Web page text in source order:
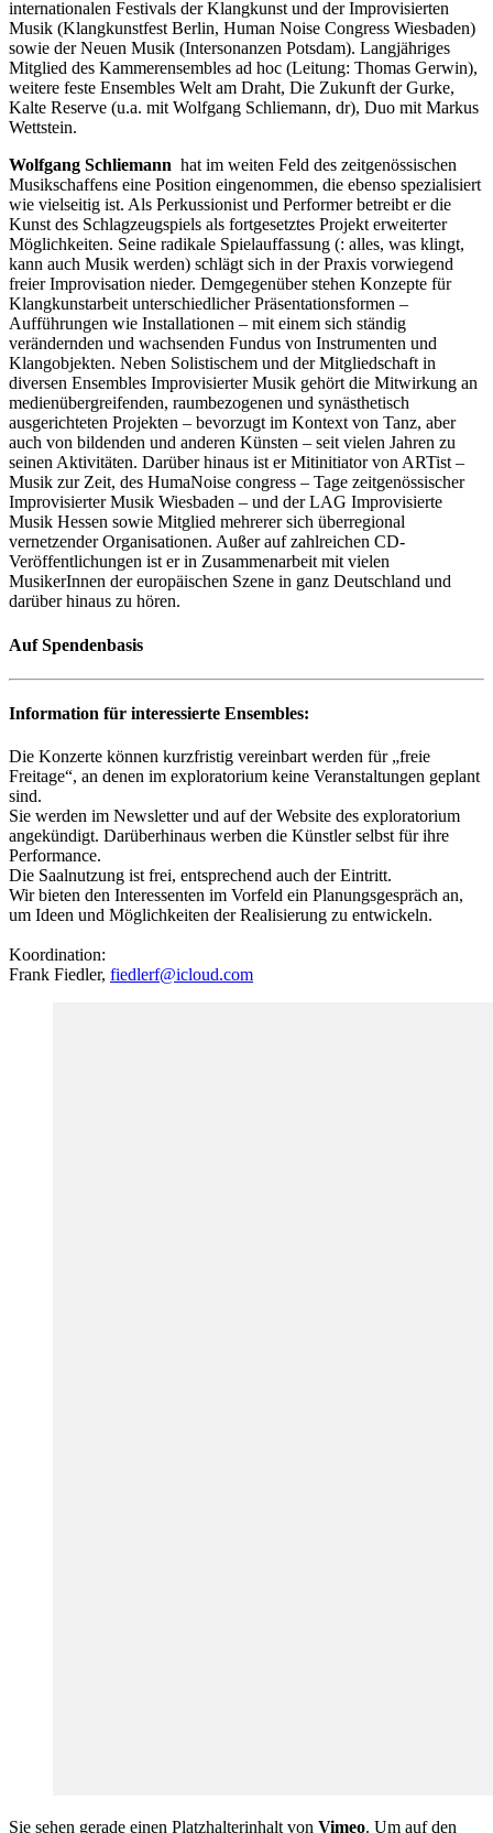
internationalen Festivals der Klangkunst und der Improvisierten
Musik (Klangkunstfest Berlin, Human Noise Congress Wiesbaden)
sowie der Neuen Musik (Intersonanzen Potsdam). Langjähriges
Mitglied des Kammerensembles ad hoc (Leitung: Thomas Gerwin),
weitere feste Ensembles Welt am Draht, Die Zukunft der Gurke,
Kalte Reserve (u.a. mit Wolfgang Schliemann, dr), Duo mit Markus
Wettstein.
Wolfgang Schliemann hat im weiten Feld des zeitgenössischen
Musikschaffens eine Position eingenommen, die ebenso spezialisiert
wie vielseitig ist. Als Perkussionist und Performer betreibt er die
Kunst des Schlagzeugspiels als fortgesetztes Projekt erweiterter
Möglichkeiten. Seine radikale Spielauffassung (: alles, was klingt,
kann auch Musik werden) schlägt sich in der Praxis vorwiegend
freier Improvisation nieder. Demgegenüber stehen Konzepte für
Klangkunstarbeit unterschiedlicher Präsentationsformen –
Aufführungen wie Installationen – mit einem sich ständig
verändernden und wachsenden Fundus von Instrumenten und
Klangobjekten. Neben Solistischem und der Mitgliedschaft in
diversen Ensembles Improvisierter Musik gehört die Mitwirkung an
medienübergreifenden, raumbezogenen und synästhetisch
ausgerichteten Projekten – bevorzugt im Kontext von Tanz, aber
auch von bildenden und anderen Künsten – seit vielen Jahren zu
seinen Aktivitäten. Darüber hinaus ist er Mitinitiator von ARTist –
Musik zur Zeit, des HumaNoise congress – Tage zeitgenössischer
Improvisierter Musik Wiesbaden – und der LAG Improvisierte
Musik Hessen sowie Mitglied mehrerer sich überregional
vernetzender Organisationen. Außer auf zahlreichen CD-
Veröffentlichungen ist er in Zusammenarbeit mit vielen
MusikerInnen der europäischen Szene in ganz Deutschland und
darüber hinaus zu hören.
Auf Spendenbasis
Information für interessierte Ensembles:
Die Konzerte können kurzfristig vereinbart werden für „freie
Freitage“, an denen im exploratorium keine Veranstaltungen geplant
sind.
Sie werden im Newsletter und auf der Website des exploratorium
angekündigt. Darüberhinaus werben die Künstler selbst für ihre
Performance.
Die Saalnutzung ist frei, entsprechend auch der Eintritt.
Wir bieten den Interessenten im Vorfeld ein Planungsgespräch an,
um Ideen und Möglichkeiten der Realisierung zu entwickeln.
Koordination:
Frank Fiedler, fiedlerf@icloud.com
Sie sehen gerade einen Platzhalterinhalt von Vimeo. Um auf den